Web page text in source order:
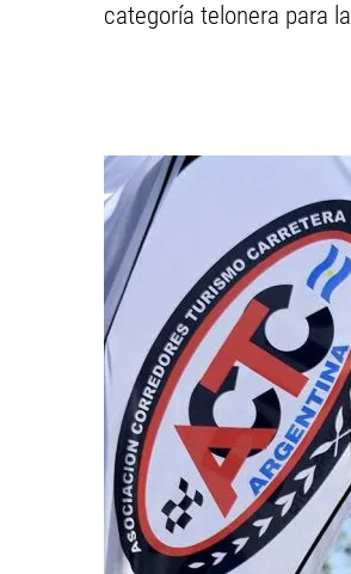
categoría telonera para